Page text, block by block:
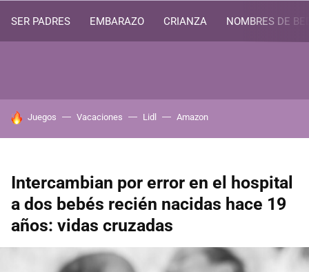
SER PADRES EMBARAZO CRIANZA NOMBRES DE
HOY SE HABLA DE
Juegos Vacaciones Lidl Amazon
Intercambian por error en el hospital
a dos bebés recién nacidas hace 19
años: vidas cruzadas